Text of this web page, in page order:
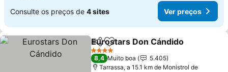
Consulte os preços de 4 sites Ver preços
PartilharAdicionar aos favoritos
Eurostars Don Cándido
4 Estrelas
8,4 Muito boa
5.405
Tarrassa, a 15.1 km de Monistrol de